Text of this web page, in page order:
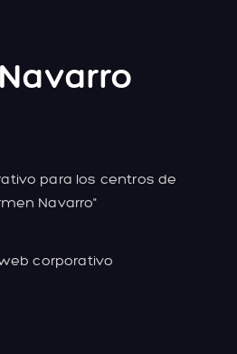
para los centros de
Navarro"
corporativo